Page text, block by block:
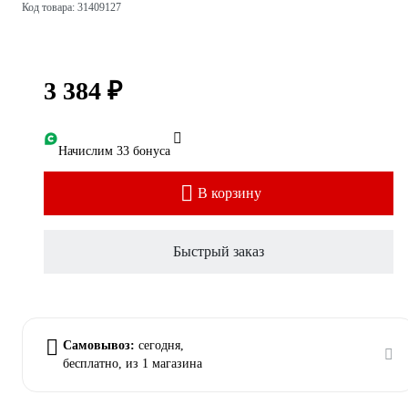
Код товара: 31409127
3 384 ₽
Начислим 33 бонуса
В корзину
Быстрый заказ
Самовывоз: сегодня,
бесплатно, из 1 магазина